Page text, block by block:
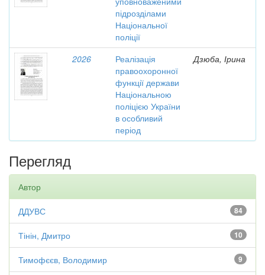
підрозділами
Національної
поліції
2026
Реалізація
правоохоронної
функції держави
Національною
поліцією України
в особливий
період
Дзюба, Ірина
Перегляд
Автор
84
ДДУВС
10
Тінін, Дмитро
9
Тимофєєв, Володимир